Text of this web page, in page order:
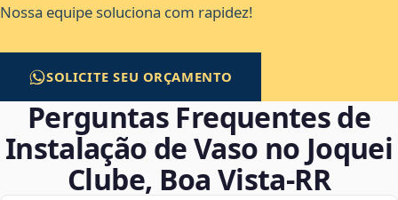
Nossa equipe soluciona com rapidez!
SOLICITE SEU ORÇAMENTO
Perguntas Frequentes de
Instalação de Vaso no Joquei
Clube, Boa Vista‑RR